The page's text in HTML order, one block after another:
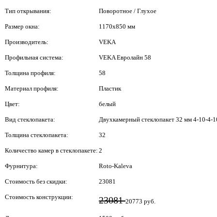
Тип открывания: Поворотное / Глухое
Размер окна: 1170x850 мм
Производитель: VEKA
Профильная система: VEKA Евролайн 58
Толщина профиля: 58
Материал профиля: Пластик
Цвет: белый
Вид стеклопакета: Двухкамерный стеклопакет 32 мм 4-10-4-
Толщина стеклопакета: 32
Количество камер в стеклопакете: 2
Фурнитура: Roto-Kaleva
Стоимость без скидки: 23081
Стоимость конструкции: 2308120773 руб.